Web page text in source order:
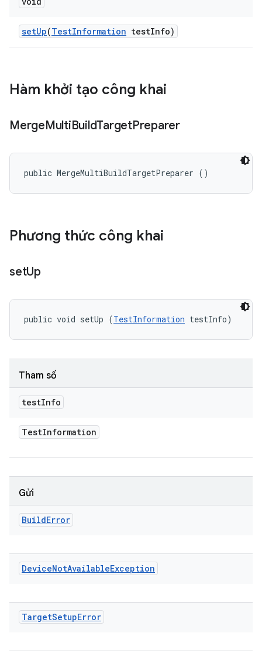
setUp(TestInformation testInfo)
Hàm khởi tạo công khai
MergeMultiBuildTargetPreparer
public MergeMultiBuildTargetPreparer ()
Phương thức công khai
setUp
public void setUp (TestInformation testInfo)
Tham số
testInfo
TestInformation
Gửi
BuildError
DeviceNotAvailableException
TargetSetupError